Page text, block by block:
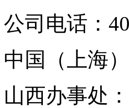
公司电话：
中国（上海
山西办事处